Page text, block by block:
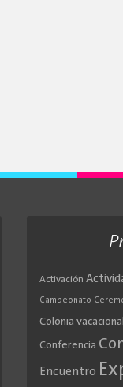
Activación
Campeonato
Colonia vacacional
Conferencia
Encuentro